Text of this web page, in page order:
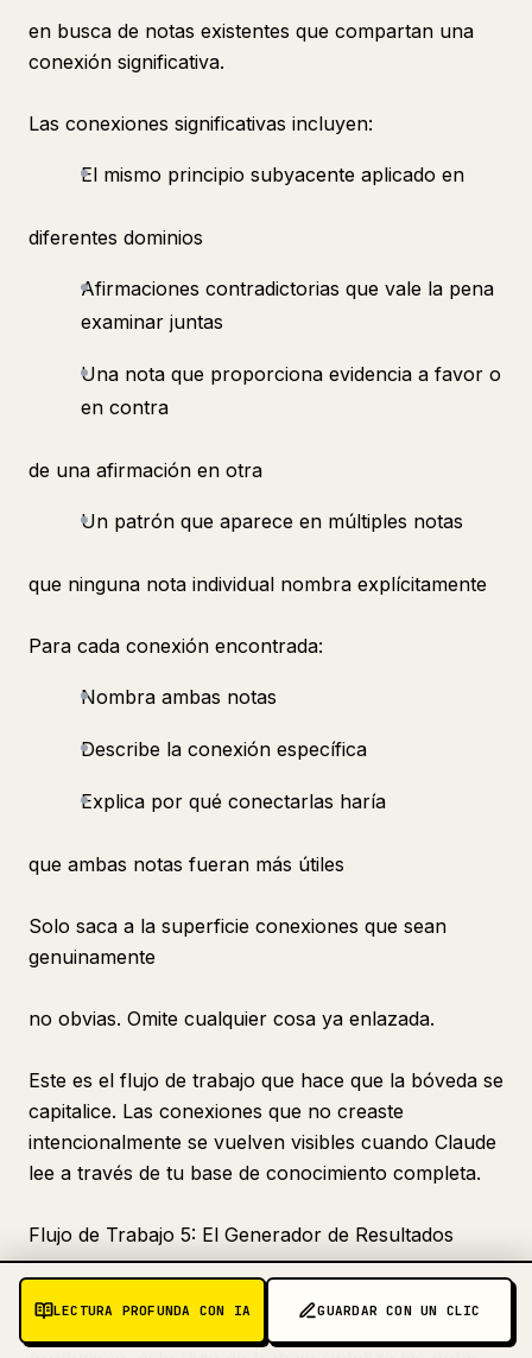
en busca de notas existentes que compartan una
conexión significativa.
Las conexiones significativas incluyen:
El mismo principio subyacente aplicado en
diferentes dominios
Afirmaciones contradictorias que vale la pena
examinar juntas
Una nota que proporciona evidencia a favor o
en contra
de una afirmación en otra
Un patrón que aparece en múltiples notas
que ninguna nota individual nombra explícitamente
Para cada conexión encontrada:
Nombra ambas notas
Describe la conexión específica
Explica por qué conectarlas haría
que ambas notas fueran más útiles
Solo saca a la superficie conexiones que sean
genuinamente
no obvias. Omite cualquier cosa ya enlazada.
Este es el flujo de trabajo que hace que la bóveda se
capitalice. Las conexiones que no creaste
intencionalmente se vuelven visibles cuando Claude
lee a través de tu base de conocimiento completa.
Flujo de Trabajo 5: El Generador de Resultados
Cuando una pieza de escritura, un resumen de
LECTURA PROFUNDA CON IA GUARDAR CON UN CLIC